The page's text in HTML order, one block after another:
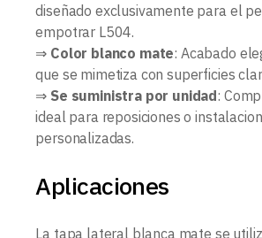
diseñado exclusivamente para el
empotrar L504.
⇒ Color blanco mate: Acabado
que se mimetiza con superficies
⇒ Se suministra por unidad:
ideal para reposiciones o
personalizadas.
Aplicaciones
La tapa lateral blanca mate se